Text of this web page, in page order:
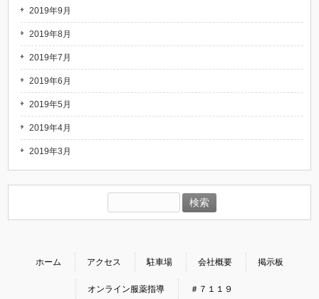
2019年9月
2019年8月
2019年7月
2019年6月
2019年5月
2019年4月
2019年3月
索:
ホーム アクセス 駐車場 会社概要 掲示板
オンライン服薬指導 ＃７１１９